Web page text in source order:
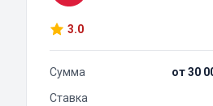
3.0
Сумма
от 30
Ставка